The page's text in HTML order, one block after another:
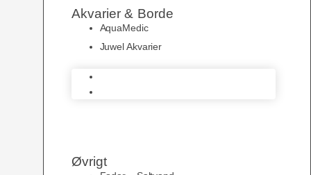
Akvarier & Borde
AquaMedic
Juwel Akvarier
Øvrigt